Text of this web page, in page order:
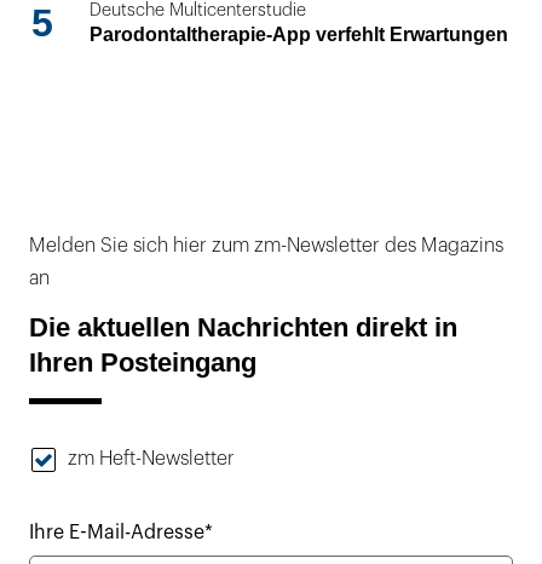
5 Deutsche Multicenterstudie
Parodontaltherapie-App verfehlt Erwartungen
Melden Sie sich hier zum zm-Newsletter des Magazins
an
Die aktuellen Nachrichten direkt in
Ihren Posteingang
zm Heft-Newsletter
Ihre E-Mail-Adresse*